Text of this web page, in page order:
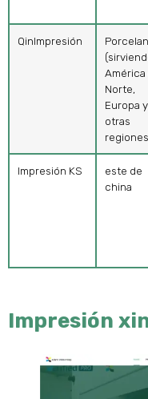
QinImpresión
América
Norte,
Europa y
otras
Impresión KS
este de
china
Impresión